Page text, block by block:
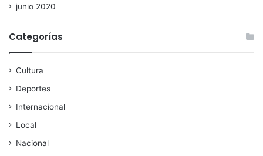
junio 2020
Categorías
Cultura
Deportes
Internacional
Local
Nacional